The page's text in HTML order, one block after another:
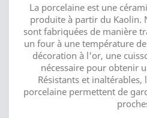
La porcelaine est une
produite à partir du Kaolin.
sont fabriquées de manière
un four à une température
décoration à l'or, une
nécessaire pour obtenir
Résistants et
porcelaine permettent de